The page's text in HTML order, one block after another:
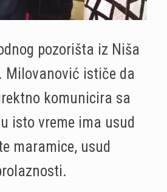
pozorišta iz Niša
Milovanović ističe da
komunicira sa
isto vreme ima usud
maramice, usud